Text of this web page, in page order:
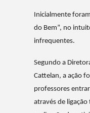
Inicialmente
do Bem”, no
infrequentes.
Segundo a
Cattelan, a ação
professores
através de